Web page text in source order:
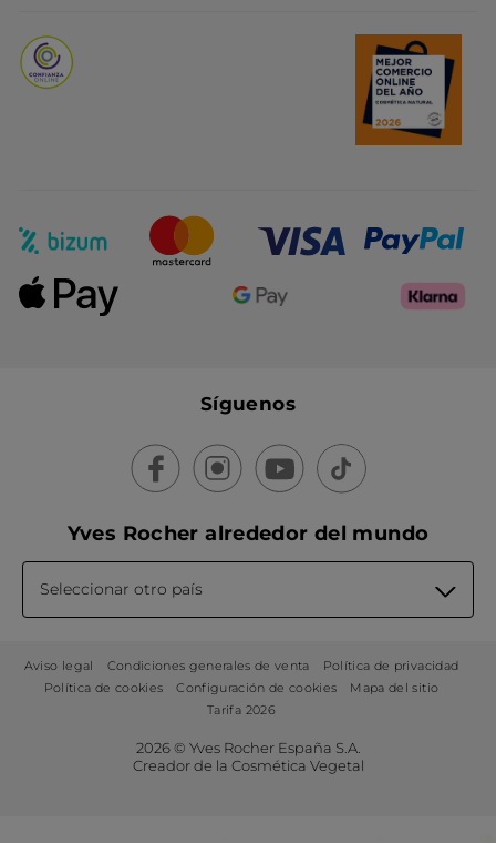
Síguenos
Yves Rocher alrededor del mundo
Seleccionar otro país
Aviso legal Condiciones generales de venta
Política de privacidad
Política de cookies
Configuración de cookies
Mapa del sitio
Tarifa 2026
2026 © Yves Rocher España S.A.
Creador de la Cosmética Vegetal